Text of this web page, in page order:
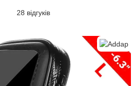
28 відгуків